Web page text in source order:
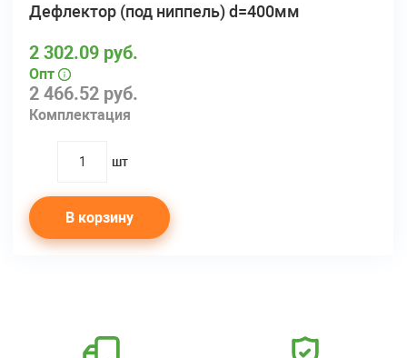
Дефлектор (под ниппель) d=400мм
2 466.52 руб.
Комплектация
2 302.09 руб.
Опт
quantity
шт
В корзину